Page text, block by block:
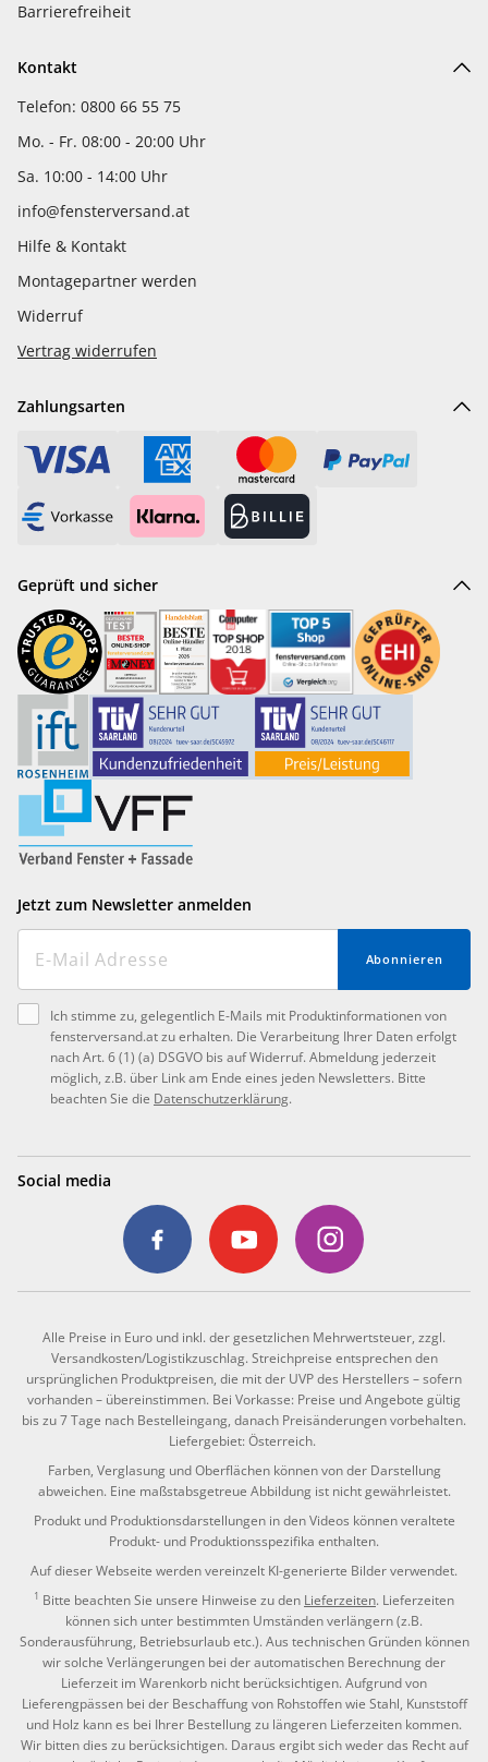
Barrierefreiheit
Kontakt
Telefon: 0800 66 55 75
Mo. - Fr. 08:00 - 20:00 Uhr
Sa. 10:00 - 14:00 Uhr
info@fensterversand.at
Hilfe & Kontakt
Montagepartner werden
Widerruf
Vertrag widerrufen
Zahlungsarten
Geprüft und sicher
Jetzt zum Newsletter anmelden
Abonnieren
Ich stimme zu, gelegentlich E-Mails mit Produktinformationen von
fensterversand.at zu erhalten. Die Verarbeitung Ihrer Daten erfolgt
nach Art. 6 (1) (a) DSGVO bis auf Widerruf. Abmeldung jederzeit
möglich, z.B. über Link am Ende eines jeden Newsletters. Bitte
beachten Sie die Datenschutzerklärung.
Social media
Alle Preise in Euro und inkl. der gesetzlichen Mehrwertsteuer, zzgl.
Versandkosten/Logistikzuschlag. Streichpreise entsprechen den
ursprünglichen Produktpreisen, die mit der UVP des Herstellers – sofern
vorhanden – übereinstimmen. Bei Vorkasse: Preise und Angebote gültig
bis zu 7 Tage nach Bestelleingang, danach Preisänderungen vorbehalten.
Liefergebiet: Österreich.
Farben, Verglasung und Oberflächen können von der Darstellung
abweichen. Eine maßstabsgetreue Abbildung ist nicht gewährleistet.
Produkt und Produktionsdarstellungen in den Videos können veraltete
Produkt- und Produktionsspezifika enthalten.
Auf dieser Webseite werden vereinzelt KI-generierte Bilder verwendet.
1 Bitte beachten Sie unsere Hinweise zu den Lieferzeiten. Lieferzeiten
können sich unter bestimmten Umständen verlängern (z.B.
Sonderausführung, Betriebsurlaub etc.). Aus technischen Gründen können
wir solche Verlängerungen bei der automatischen Berechnung der
Lieferzeit im Warenkorb nicht berücksichtigen. Aufgrund von
Lieferengpässen bei der Beschaffung von Rohstoffen wie Stahl, Kunststoff
und Holz kann es bei Ihrer Bestellung zu längeren Lieferzeiten kommen.
Wir bitten dies zu berücksichtigen. Daraus ergibt sich weder das Recht auf